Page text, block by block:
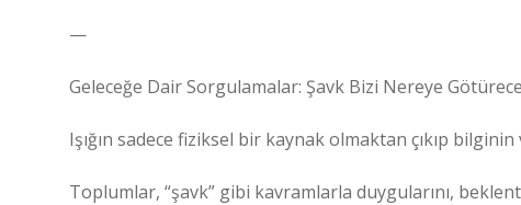
—
Geleceğe Dair Sorgulamalar: Şavk Bizi Nereye
Işığın sadece fiziksel bir kaynak olmaktan çıkıp
Toplumlar, “şavk” gibi kavramlarla duygularını,